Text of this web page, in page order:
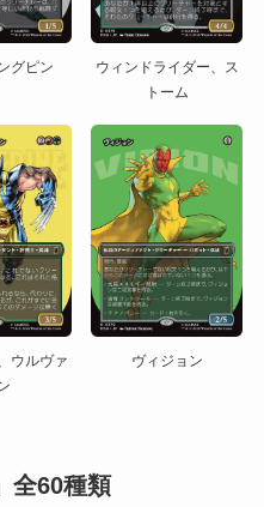
グピン
ウィンドライダー、ス
トーム
ウルヴァ
ヴィジョン
全60種類